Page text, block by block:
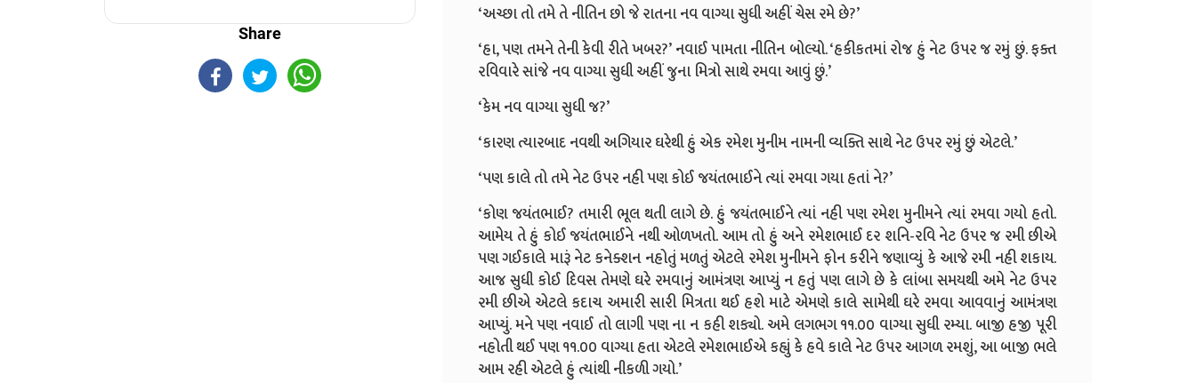
Share
‘અચ્છા તો તમે તે નીતિન છો જે રાતના નવ વાગ્યા સુધી અહીં ચેસ રમે છે?’
‘હા, પણ તમને તેની કેવી રીતે ખબર?’ નવાઈ પામતા નીતિન બોલ્યો. ‘હકીકતમાં રોજ હું નેટ ઉપર જ રમું છું. ફક્ત
રવિવારે સાંજે નવ વાગ્યા સુધી અહીં જુના મિત્રો સાથે રમવા આવું છું.’
‘કેમ નવ વાગ્યા સુધી જ?’
‘કારણ ત્યારબાદ નવથી અગિયાર ઘરેથી હું એક રમેશ મુનીમ નામની વ્યક્તિ સાથે નેટ ઉપર રમું છું એટલે.’
‘પણ કાલે તો તમે નેટ ઉપર નહી પણ કોઈ જયંતભાઈને ત્યાં રમવા ગયા હતાં ને?’
‘કોણ જયંતભાઈ? તમારી ભૂલ થતી લાગે છે. હું જયંતભાઈને ત્યાં નહી પણ રમેશ મુનીમને ત્યાં રમવા ગયો હતો.
આમેય તે હું કોઈ જયંતભાઈને નથી ઓળખતો. આમ તો હું અને રમેશભાઈ દર શનિ-રવિ નેટ ઉપર જ રમી છીએ
પણ ગઈકાલે મારૂં નેટ કનેક્શન નહોતું મળતું એટલે રમેશ મુનીમને ફોન કરીને જણાવ્યું કે આજે રમી નહી શકાય.
આજ સુધી કોઈ દિવસ તેમણે ઘરે રમવાનું આમંત્રણ આપ્યું ન હતું પણ લાગે છે કે લાંબા સમયથી અમે નેટ ઉપર
રમી છીએ એટલે કદાચ અમારી સારી મિત્રતા થઈ હશે માટે એમણે કાલે સામેથી ઘરે રમવા આવવાનું આમંત્રણ
આપ્યું. મને પણ નવાઈ તો લાગી પણ ના ન કહી શક્યો. અમે લગભગ ૧૧.૦૦ વાગ્યા સુધી રમ્યા. બાજી હજી પૂરી
નહોતી થઈ પણ ૧૧.૦૦ વાગ્યા હતા એટલે રમેશભાઈએ કહ્યું કે હવે કાલે નેટ ઉપર આગળ રમશું, આ બાજી ભલે
આમ રહી એટલે હું ત્યાંથી નીકળી ગયો.’